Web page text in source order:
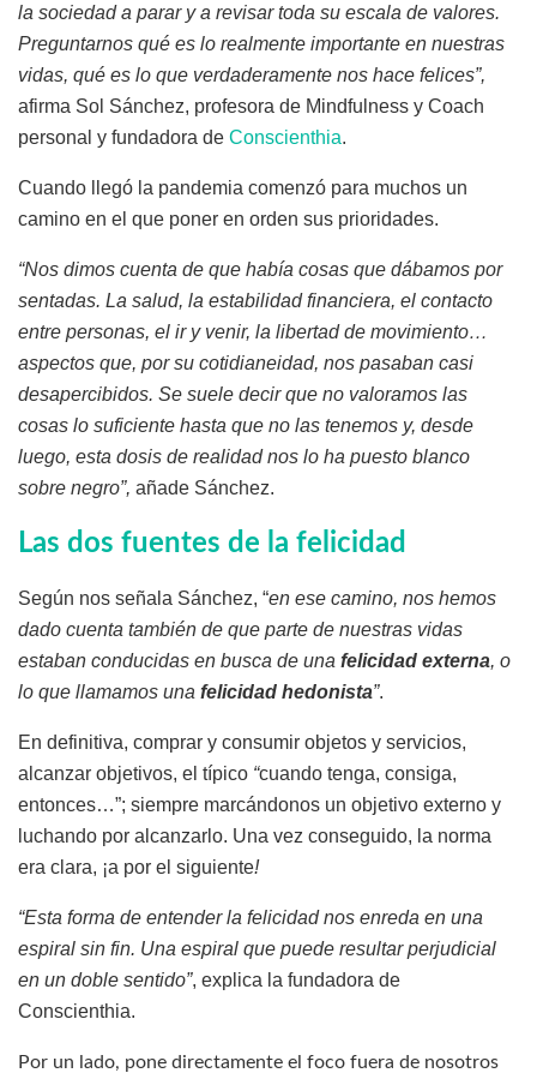
la sociedad a parar y a revisar toda su escala de valores.
Preguntarnos qué es lo realmente importante en nuestras
vidas, qué es lo que verdaderamente nos hace felices”,
afirma Sol Sánchez, profesora de Mindfulness y Coach
personal y fundadora de Conscienthia.
Cuando llegó la pandemia comenzó para muchos un
camino en el que poner en orden sus prioridades.
“Nos dimos cuenta de que había cosas que dábamos por
sentadas. La salud, la estabilidad financiera, el contacto
entre personas, el ir y venir, la libertad de movimiento…
aspectos que, por su cotidianeidad, nos pasaban casi
desapercibidos. Se suele decir que no valoramos las
cosas lo suficiente hasta que no las tenemos y, desde
luego, esta dosis de realidad nos lo ha puesto blanco
sobre negro”, añade Sánchez.
Las dos fuentes de la felicidad
Según nos señala Sánchez, “en ese camino, nos hemos
dado cuenta también de que parte de nuestras vidas
estaban conducidas en busca de una felicidad externa, o
lo que llamamos una felicidad hedonista”.
En definitiva, comprar y consumir objetos y servicios,
alcanzar objetivos, el típico “cuando tenga, consiga,
entonces…”; siempre marcándonos un objetivo externo y
luchando por alcanzarlo. Una vez conseguido, la norma
era clara, ¡a por el siguiente!
“Esta forma de entender la felicidad nos enreda en una
espiral sin fin. Una espiral que puede resultar perjudicial
en un doble sentido”, explica la fundadora de
Conscienthia.
Por un lado, pone directamente el foco fuera de nosotros